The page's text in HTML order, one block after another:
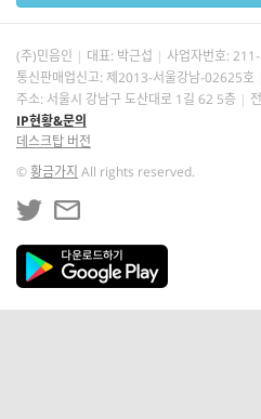
(주)민음인 대표: 박근섭 사업자번호:
통신판매업신고: 제2013-서울강남-02625호
주소: 서울시 강남구 도산대로 1길 62 5층
IP현황&문의
데스크탑 버전
©황금가지 All rights reserved.